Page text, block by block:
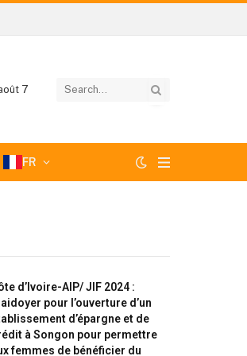
7
FR
d’Ivoire-AIP/ JIF 2024 :
pour l’ouverture d’un
d’épargne et de
à Songon pour permettre
femmes de bénéficier du